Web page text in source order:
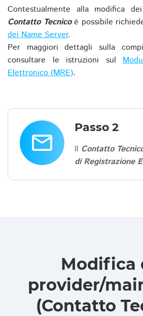
Contestualmente alla modifica
Contatto Tecnicoè possibile
dei Name Server.
Per maggiori dettagli sulla
consultare le istruzioni sul
Elettronico (MRE).
email
Passo 2
Il Contatto
di Registrazione
Modifica
provider/
(Contatto